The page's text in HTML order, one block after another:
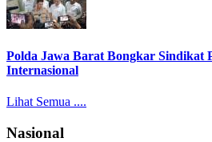
Polda Jawa Barat Bongkar Sindikat
Internasional
Lihat Semua ....
Nasional